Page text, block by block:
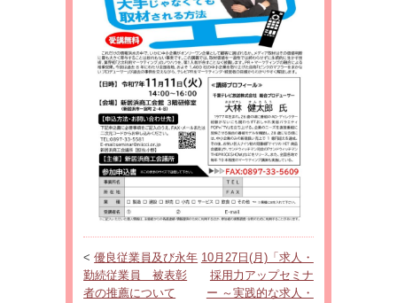
<優良従業員及び永年
勤続従業員 被表彰
者の推薦について
10月27日(月)「求人・
採用力アップセミナ
ー ～実践的な求人・